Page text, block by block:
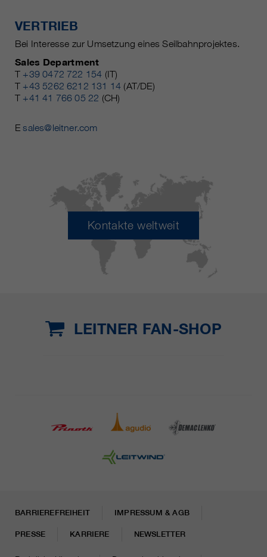
VERTRIEB
Bei Interesse zur Umsetzung eines Seilbahnprojektes.
Sales Department
T +39 0472 722 154 (IT)
T +43 5262 6212 131 14 (AT/DE)
T +41 41 766 05 22 (CH)
Esales@leitner.com
Kontakte weltweit
LEITNER FAN-SHOP
BARRIEREFREIHEIT IMPRESSUM & AGB
PRESSE KARRIERE NEWSLETTER